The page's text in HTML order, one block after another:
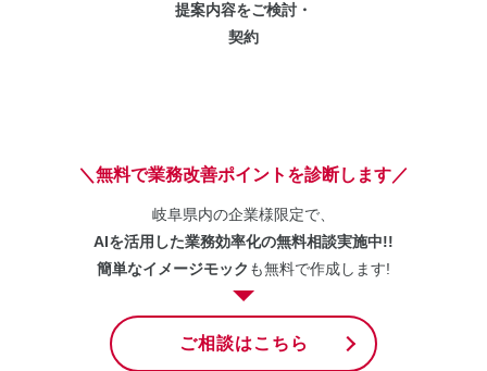
提案内容をご検討・
契約
＼無料で業務改善ポイントを診断します／
岐阜県内の企業様限定で、
AIを活用した業務効率化の無料相談実施中!!
簡単なイメージモック も無料で作成します!
ご相談はこちら